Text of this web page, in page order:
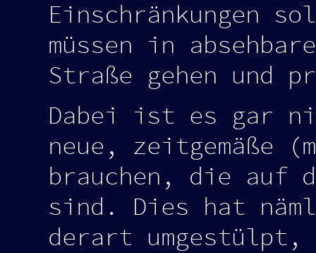
Einschränkungen
müssen in
Straße gehen und
Dabei ist es gar
neue, zeitgemäße
brauchen, die auf
sind. Dies hat
derart umgestülpt,